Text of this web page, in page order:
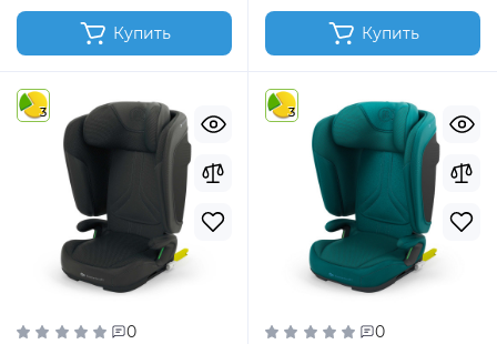
Купить Купить
3
0
3
0